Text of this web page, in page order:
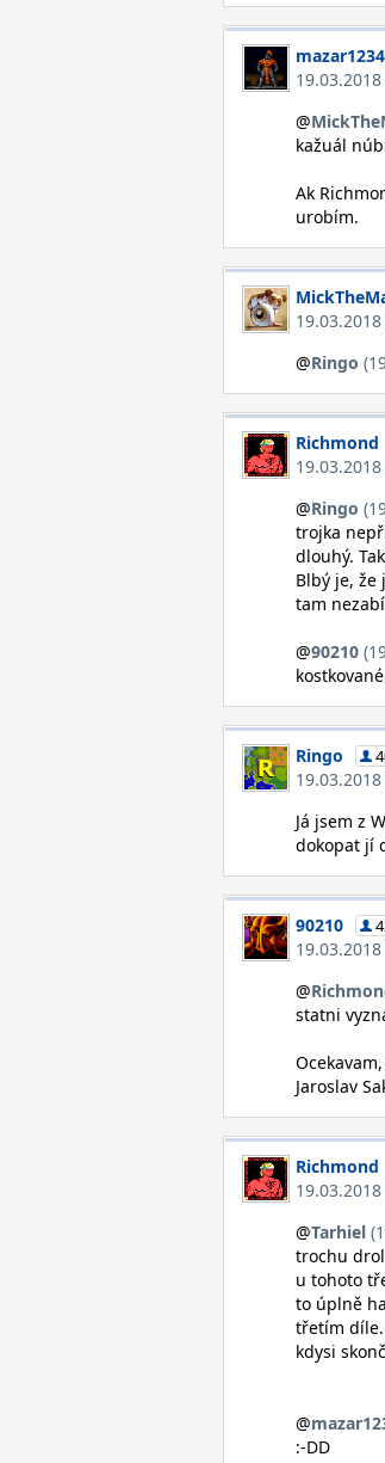
mazar1234
@
kažuál
Ak
urobím.
@Ringo
Richmond
@Ringo
trojka
dlouhý.
Blbý je,
tam
@90210
Ringo
Já jsem z
dokopat jí
90210
@
statni
Jaroslav
Richmond
@Tarhiel
trochu
u tohoto
to úplně
třetím
kdysi
@
:-DD